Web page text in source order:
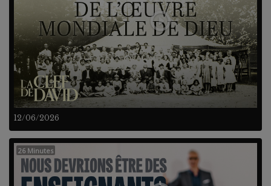
12/06/2026
26 Minutes